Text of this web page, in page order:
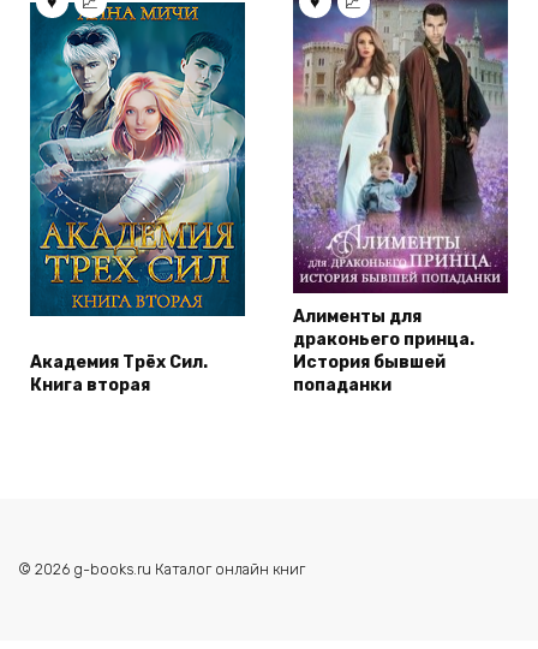
Академия Трёх Сил.
Книга вторая
Алименты для
драконьего принца.
История бывшей
попаданки
© 2026 g-books.ru Каталог онлайн книг